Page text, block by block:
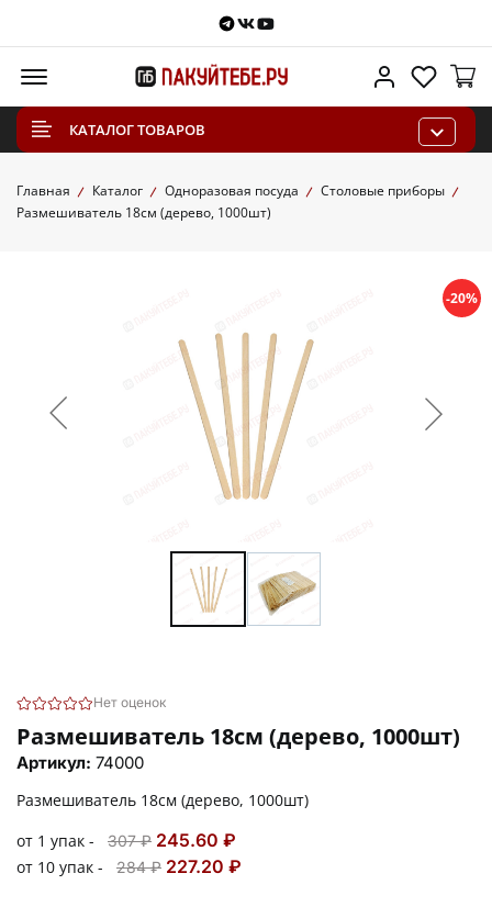
Telegram
VKontakte
Youtube
Личный
КАТАЛОГ ТОВАРОВ
Главная Каталог Одноразовая посуда
Столовые приборы
Размешиватель 18см (дерево, 1000шт)
-20%
Нет оценок
Размешиватель 18см (дерево, 1000шт)
Артикул: 74000
Размешиватель 18см (дерево, 1000шт)
от 1 упак -
307 ₽ 245.60 ₽
от 10 упак - 284 ₽ 227.20 ₽